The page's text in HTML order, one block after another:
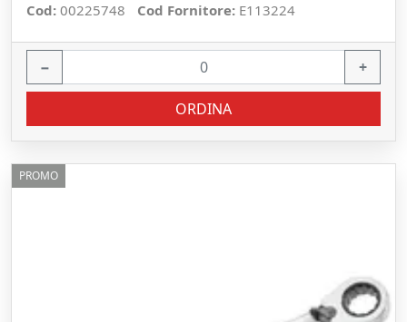
Cod: 00225748 Cod Fornitore: E113224
− +
ORDINA
PROMO